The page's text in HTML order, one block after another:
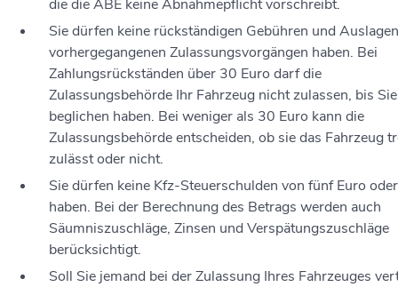
die die ABE keine Abnahmepflicht vorschreibt.
Sie dürfen keine rückständigen Gebühren und
vorhergegangenen Zulassungsvorgängen haben. Bei
Zahlungsrückständen über 30 Euro darf die
Zulassungsbehörde Ihr Fahrzeug nicht zulassen, bis
beglichen haben. Bei weniger als 30 Euro kann die
Zulassungsbehörde entscheiden, ob sie das Fahrzeug
zulässt oder nicht.
Sie dürfen keine Kfz-Steuerschulden von fünf Euro
haben. Bei der Berechnung des Betrags werden auch
Säumniszuschläge, Zinsen und Verspätungszuschläge
berücksichtigt.
Soll Sie jemand bei der Zulassung Ihres Fahrzeuges